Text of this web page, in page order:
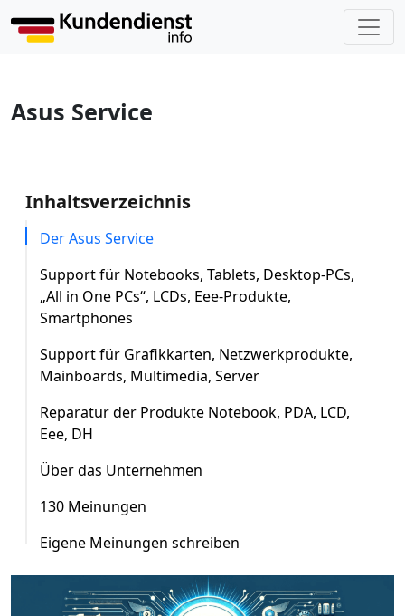
Asus Service
Inhaltsverzeichnis
Der Asus Service
Support für Notebooks, Tablets, Desktop-PCs,
„All in One PCs“, LCDs, Eee-Produkte,
Smartphones
Support für Grafikkarten, Netzwerkprodukte,
Mainboards, Multimedia, Server
Reparatur der Produkte Notebook, PDA, LCD,
Eee, DH
Über das Unternehmen
130 Meinungen
Eigene Meinungen schreiben